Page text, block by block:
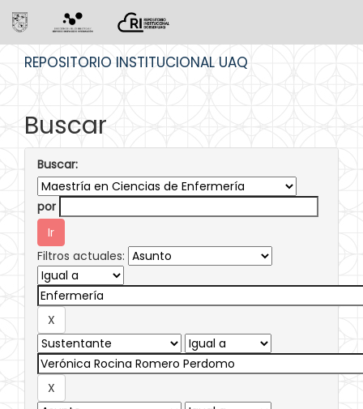
REPOSITORIO INSTITUCIONAL UAQ
Buscar
Buscar:
por
Filtros actuales: